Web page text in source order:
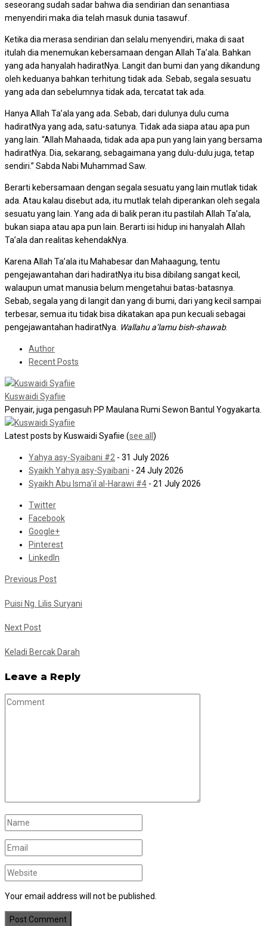
seseorang sudah sadar bahwa dia sendirian dan senantiasa
menyendiri maka dia telah masuk dunia tasawuf.
Ketika dia merasa sendirian dan selalu menyendiri, maka di saat
itulah dia menemukan kebersamaan dengan Allah Ta’ala. Bahkan
yang ada hanyalah hadiratNya. Langit dan bumi dan yang dikandung
oleh keduanya bahkan terhitung tidak ada. Sebab, segala sesuatu
yang ada dan sebelumnya tidak ada, tercatat tak ada.
Hanya Allah Ta’ala yang ada. Sebab, dari dulunya dulu cuma
hadiratNya yang ada, satu-satunya. Tidak ada siapa atau apa pun
yang lain. “Allah Mahaada, tidak ada apa pun yang lain yang bersama
hadiratNya. Dia, sekarang, sebagaimana yang dulu-dulu juga, tetap
sendiri.” Sabda Nabi Muhammad Saw.
Berarti kebersamaan dengan segala sesuatu yang lain mutlak tidak
ada. Atau kalau disebut ada, itu mutlak telah diperankan oleh segala
sesuatu yang lain. Yang ada di balik peran itu pastilah Allah Ta’ala,
bukan siapa atau apa pun lain. Berarti isi hidup ini hanyalah Allah
Ta’ala dan realitas kehendakNya.
Karena Allah Ta’ala itu Mahabesar dan Mahaagung, tentu
pengejawantahan dari hadiratNya itu bisa dibilang sangat kecil,
walaupun umat manusia belum mengetahui batas-batasnya.
Sebab, segala yang di langit dan yang di bumi, dari yang kecil sampai
terbesar, semua itu tidak bisa dikatakan apa pun kecuali sebagai
pengejawantahan hadiratNya. Wallahu a’lamu bish-shawab.
Author
Recent Posts
Kuswaidi Syafiie
Penyair, juga pengasuh PP Maulana Rumi Sewon Bantul Yogyakarta.
Latest posts by Kuswaidi Syafiie (see all )
Yahya asy-Syaibani #2 - 31 July 2026
Syaikh Yahya asy-Syaibani - 24 July 2026
Syaikh Abu Isma’il al-Harawi #4 - 21 July 2026
Twitter
Facebook
Google+
Pinterest
LinkedIn
Previous Post
Puisi Ng. Lilis Suryani
Next Post
Keladi Bercak Darah
Leave a Reply
Your email address will not be published.